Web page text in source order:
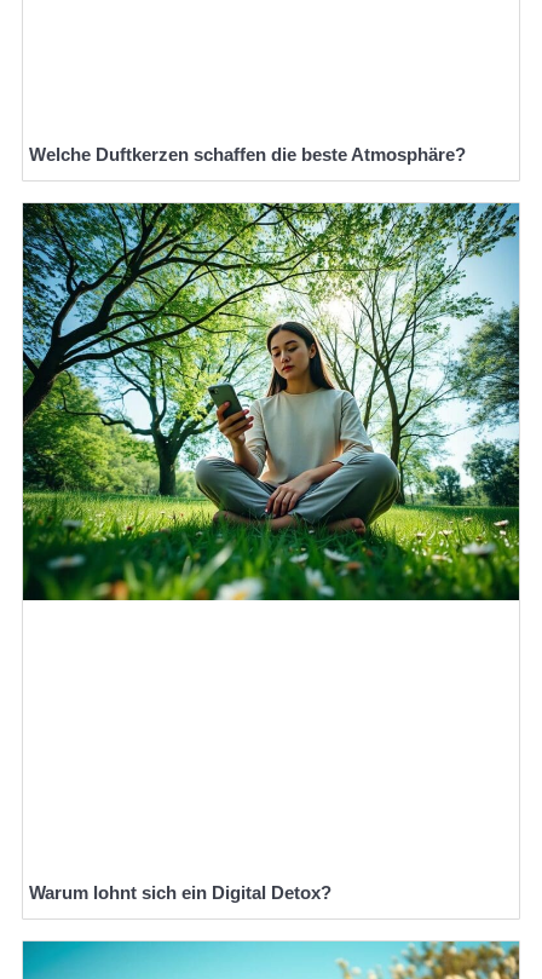
Welche Duftkerzen schaffen die beste Atmosphäre?
Warum lohnt sich ein Digital Detox?